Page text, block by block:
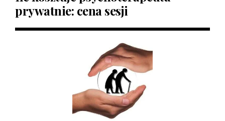
prywatnie: cena sesji